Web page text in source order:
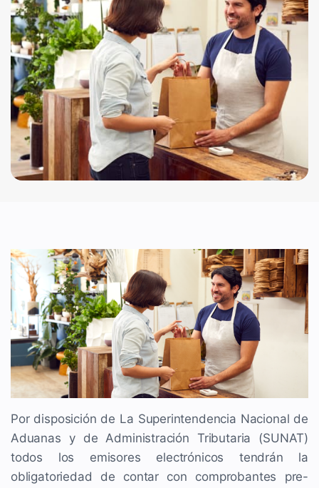
Por disposición de La Superintendencia Nacional de
Aduanas y de Administración Tributaria (SUNAT)
todos los emisores electrónicos tendrán la
obligatoriedad de contar con comprobantes pre-